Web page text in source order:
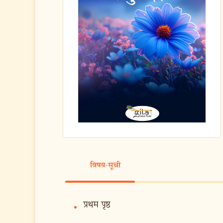
विषय-सूची
• प्रथम पृष्ठ